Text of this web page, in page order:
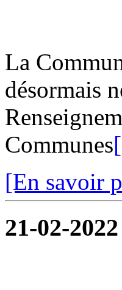
La
désormais
Communes
[En savoir
21-02-2022